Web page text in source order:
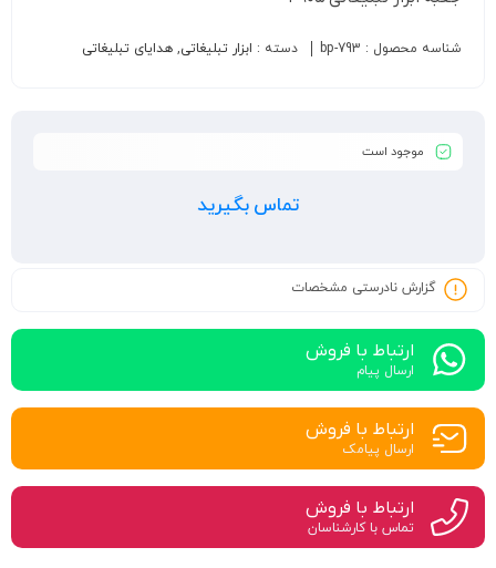
شناسه محصول : bp-793 دسته : ابزار تبلیغاتی, هدایای تبلیغاتی
موجود است
تماس بگیرید
گزارش نادرستی مشخصات
ارتباط با فروش
ارسال پیام
ارتباط با فروش
ارسال پیامک
ارتباط با فروش
تماس با کارشناسان